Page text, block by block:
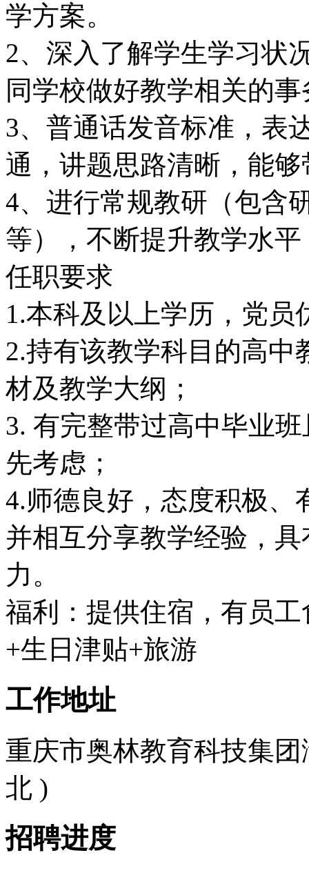
学方案。
2、深入了解学生学习状
同学校做好教学相关的
3、普通话发音标准，表
通，讲题思路清晰，能
4、进行常规教研（包含
等），不断提升教学水平
任职要求
1.本科及以上学历，党员
2.持有该教学科目的高
材及教学大纲；
3. 有完整带过高中毕业
先考虑；
4.师德良好，态度积极、
并相互分享教学经验，
力。
福利：提供住宿，有员
+生日津贴+旅游
工作地址
重庆市奥林教育科技集
北 )
招聘进度